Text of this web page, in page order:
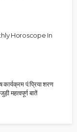
Horoscope In
पं.प्रिया शरण
महत्वपूर्ण बातें